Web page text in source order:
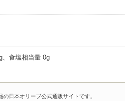
、食塩相当量 0g
日本オリーブ公式通販サイトです。